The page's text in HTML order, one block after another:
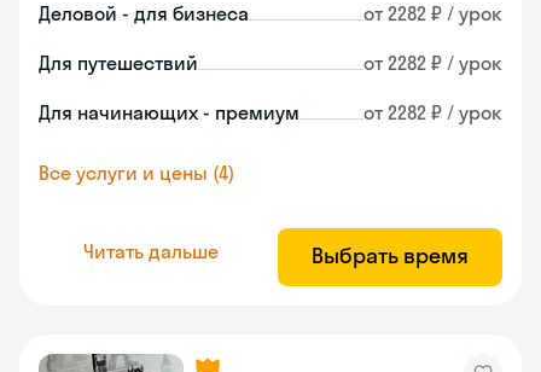
Деловой - для бизнеса от 2282 ₽ / урок
Для путешествий от 2282 ₽ / урок
Для начинающих - премиум от 2282 ₽ / урок
Все услуги и цены (4)
Читать дальше Выбрать время